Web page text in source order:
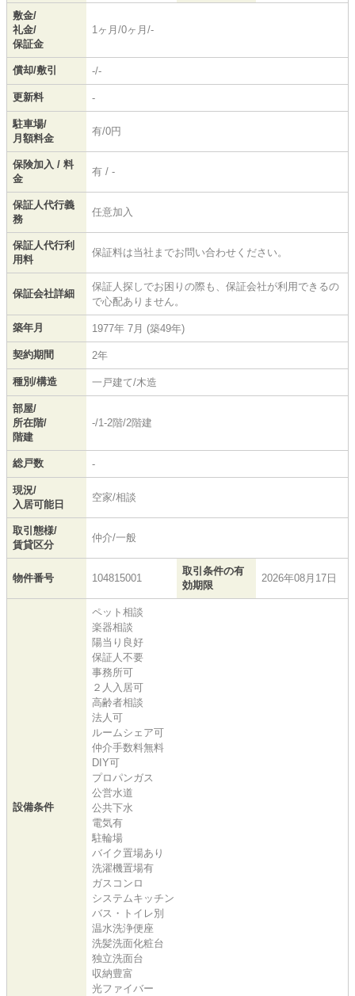
敷金/
礼金/
保証金
1ヶ月/0ヶ月/-
償却/敷引 -/-
更新料 -
駐車場/
月額料金
有/0円
保険加入 / 料
金
有 / -
保証人代行義
務
任意加入
保証人代行利
用料
保証料は当社までお問い合わせください。
保証会社詳細
保証人探しでお困りの際も、保証会社が利用できるの
で心配ありません。
築年月 1977年 7月 (築49年)
契約期間 2年
種別/構造 一戸建て/木造
部屋/
所在階/
階建
-/1-2階/2階建
総戸数 -
現況/
入居可能日
空家/相談
取引態様/
賃貸区分
仲介/一般
物件番号 104815001
取引条件の有
効期限
2026年08月17日
設備条件
ペット相談
楽器相談
陽当り良好
保証人不要
事務所可
２人入居可
高齢者相談
法人可
ルームシェア可
仲介手数料無料
DIY可
プロパンガス
公営水道
公共下水
電気有
駐輪場
バイク置場あり
洗濯機置場有
ガスコンロ
システムキッチン
バス・トイレ別
温水洗浄便座
洗髪洗面化粧台
独立洗面台
収納豊富
光ファイバー